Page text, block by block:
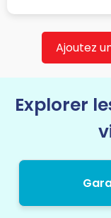
Ajoutez
Explorer